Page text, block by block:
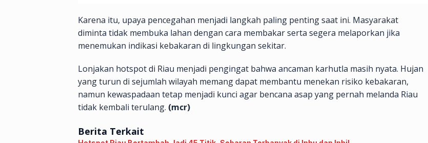
Karena itu, upaya pencegahan menjadi langkah paling penting saat ini. Masyarakat
diminta tidak membuka lahan dengan cara membakar serta segera melaporkan jika
menemukan indikasi kebakaran di lingkungan sekitar.
Lonjakan hotspot di Riau menjadi pengingat bahwa ancaman karhutla masih nyata. Hujan
yang turun di sejumlah wilayah memang dapat membantu menekan risiko kebakaran,
namun kewaspadaan tetap menjadi kunci agar bencana asap yang pernah melanda Riau
tidak kembali terulang. (mcr)
Berita Terkait